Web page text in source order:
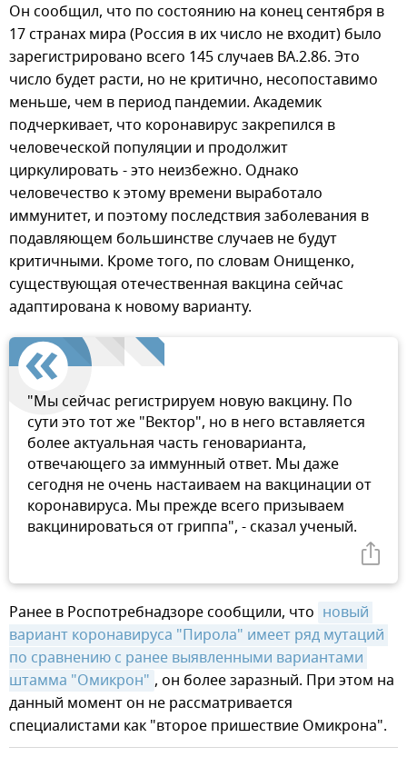
Он сообщил, что по состоянию на конец сентября в
17 странах мира (Россия в их число не входит) было
зарегистрировано всего 145 случаев BA.2.86. Это
число будет расти, но не критично, несопоставимо
меньше, чем в период пандемии. Академик
подчеркивает, что коронавирус закрепился в
человеческой популяции и продолжит
циркулировать - это неизбежно. Однако
человечество к этому времени выработало
иммунитет, и поэтому последствия заболевания в
подавляющем большинстве случаев не будут
критичными. Кроме того, по словам Онищенко,
существующая отечественная вакцина сейчас
адаптирована к новому варианту.
"Мы сейчас регистрируем новую вакцину. По
сути это тот же "Вектор", но в него вставляется
более актуальная часть геноварианта,
отвечающего за иммунный ответ. Мы даже
сегодня не очень настаиваем на вакцинации от
коронавируса. Мы прежде всего призываем
вакцинироваться от гриппа", - сказал ученый.
Ранее в Роспотребнадзоре сообщили, что новый
вариант коронавируса "Пирола" имеет ряд мутаций
по сравнению с ранее выявленными вариантами
штамма "Омикрон" , он более заразный. При этом на
данный момент он не рассматривается
специалистами как "второе пришествие Омикрона".